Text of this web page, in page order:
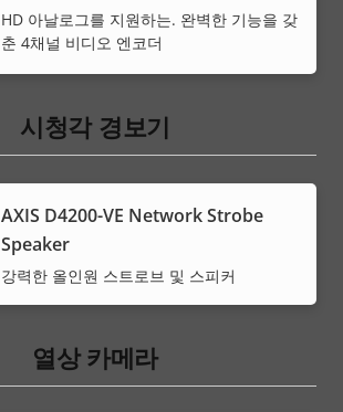
HD 아날로그를 지원하는. 완벽한 기능을 갖
춘 4채널 비디오 엔코더
시청각 경보기
AXIS D4200-VE Network Strobe
Speaker
강력한 올인원 스트로브 및 스피커
열상 카메라